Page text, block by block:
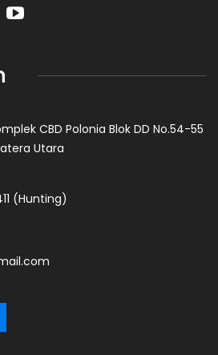
CBD Polonia Blok DD No.54-55
Utara
(Hunting)